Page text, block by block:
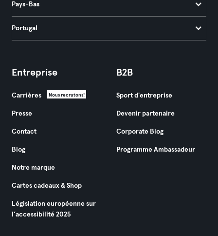
Pays-Bas
Portugal
Entreprise
Carrières Nous recrutons!
Presse
Contact
Blog
Notre marque
Cartes cadeaux & Shop
Législation européenne sur
l’accessibilité 2025
B2B
Sport d'entreprise
Devenir partenaire
Corporate Blog
Programme Ambassadeur